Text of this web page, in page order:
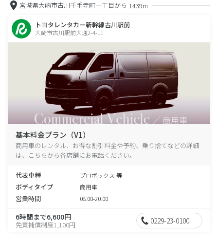
宮城県大崎市古川千手寺町一丁目から 1439m
トヨタレンタカー新幹線古川駅前
大崎市古川駅前大通2-4-11
基本料金プラン（V1）
商用車のレンタル、お得な割引料金や予約、乗り捨てなどの詳細
は、こちらから各店舗にお電話ください。
代表車種 プロボックス 等
ボディタイプ 商用車
営業時間 08:00-20:00
6時間まで6,600円
免責補償制度1,100円 0229-23-0100